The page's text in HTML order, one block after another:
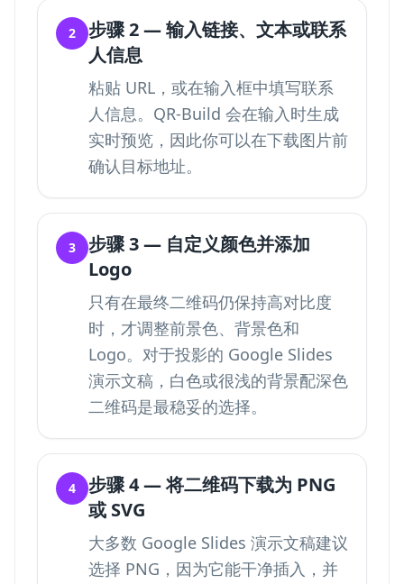
2
步骤 2 — 输入链接、文本或联系
人信息
粘贴 URL，或在输入框中填写联系
人信息。QR-Build 会在输入时生成
实时预览，因此你可以在下载图片前
确认目标地址。
3
步骤 3 — 自定义颜色并添加
Logo
只有在最终二维码仍保持高对比度
时，才调整前景色、背景色和
Logo。对于投影的 Google Slides
演示文稿，白色或很浅的背景配深色
二维码是最稳妥的选择。
4
步骤 4 — 将二维码下载为 PNG
或 SVG
大多数 Google Slides 演示文稿建议
选择 PNG，因为它能干净插入，并